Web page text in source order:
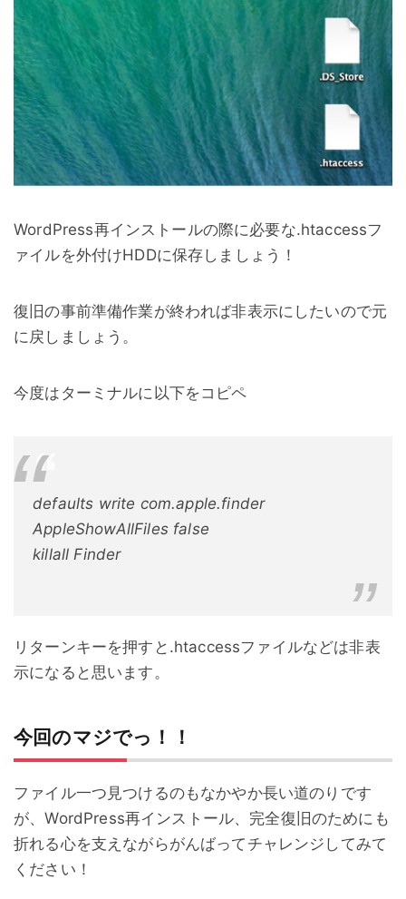
WordPress再インストールの際に必要な.htaccessフ
ァイルを外付けHDDに保存しましょう！
復旧の事前準備作業が終われば非表示にしたいので元
に戻しましょう。
今度はターミナルに以下をコピペ
defaults write com.apple.finder
AppleShowAllFiles false
killall Finder
リターンキーを押すと.htaccessファイルなどは非表
示になると思います。
今回のマジでっ！！
ファイル一つ見つけるのもなかやか長い道のりです
が、WordPress再インストール、完全復旧のためにも
折れる心を支えながらがんばってチャレンジしてみて
ください！